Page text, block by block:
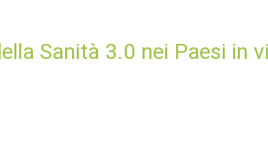
Sanità 3.0 nei Paesi in